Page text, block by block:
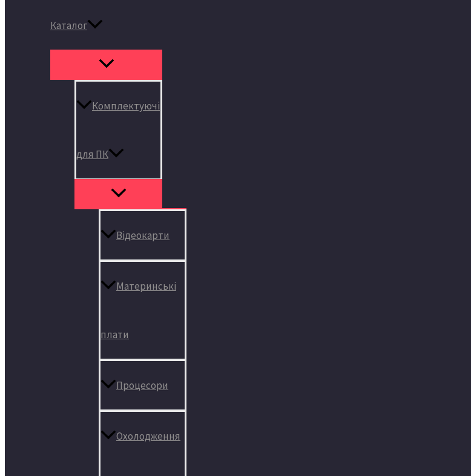
Каталог
Комплектуючі
для ПК
Відеокарти
Материнські
плати
Процесори
Охолодження